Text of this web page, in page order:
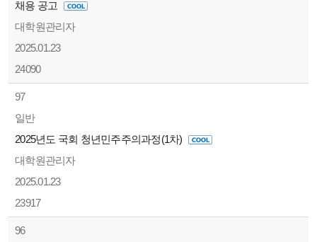
채용 공고
대학원관리자
2025.01.23
24090
97
일반
2025년도 국회 청년민주주의과정(1차)
대학원관리자
2025.01.23
23917
96